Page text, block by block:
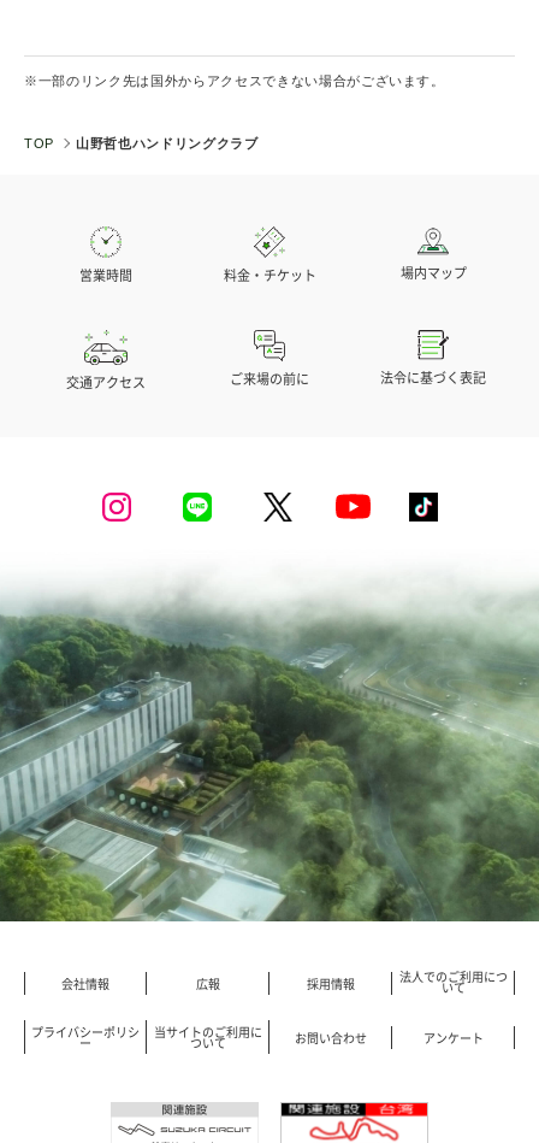
※一部のリンク先は国外からアクセスできない場合がございます。
TOP 山野哲也ハンドリングクラブ
営業時間 料金・チケット 場内マップ
交通アクセス ご来場の前に 法令に基づく表記
会社情報 広報 採用情報 法人でのご利用につ
いて
プライバシーポリシ
ー
当サイトのご利用に
ついて お問い合わせ アンケート